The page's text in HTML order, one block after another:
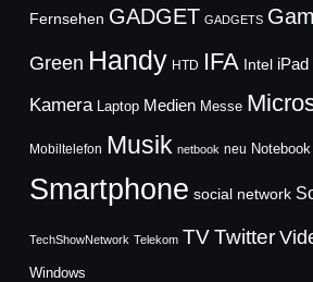
Fernsehen GADGET GADGETS
Green Handy HTD IFA Intel iPad
Kamera Laptop Medien Messe
Mobiltelefon Musik netbook neu Notebook
Smartphone social network
TechShowNetwork Telekom TVTwitter
Windows